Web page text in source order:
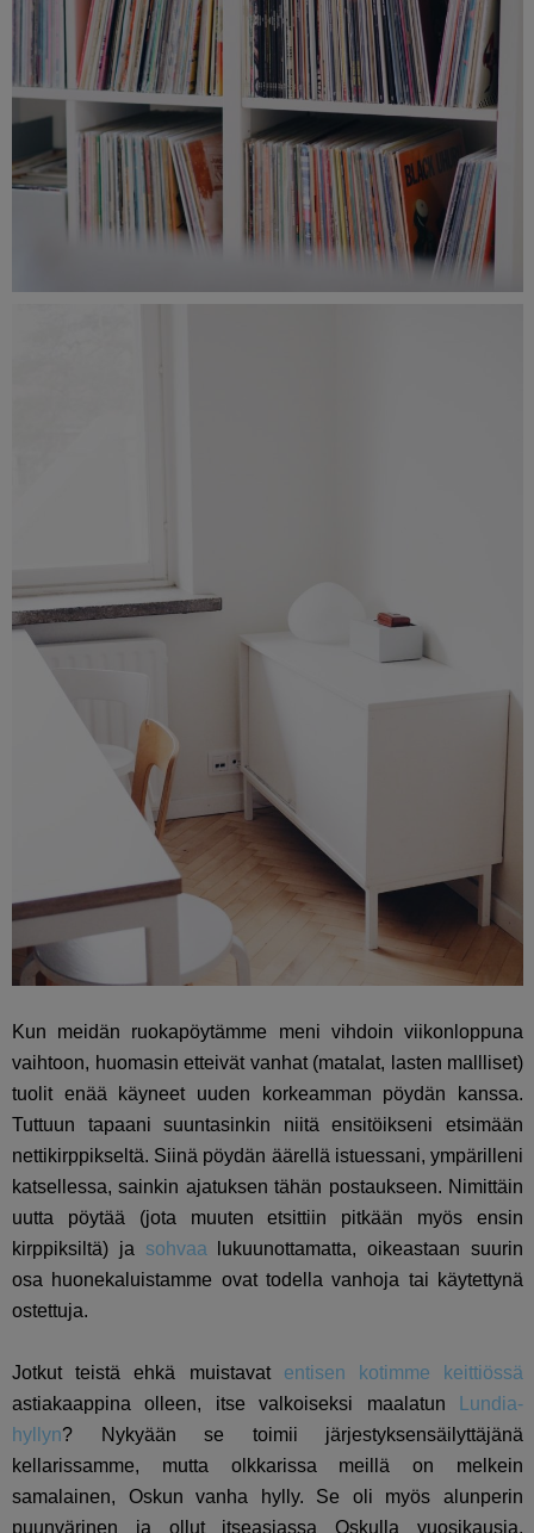
Kun meidän ruokapöytämme meni vihdoin viikonloppuna
vaihtoon, huomasin etteivät vanhat (matalat, lasten mallliset)
tuolit enää käyneet uuden korkeamman pöydän kanssa.
Tuttuun tapaani suuntasinkin niitä ensitöikseni etsimään
nettikirppikseltä. Siinä pöydän äärellä istuessani, ympärilleni
katsellessa, sainkin ajatuksen tähän postaukseen. Nimittäin
uutta pöytää (jota muuten etsittiin pitkään myös ensin
kirppiksiltä) ja sohvaalukuunottamatta, oikeastaan suurin
osa huonekaluistamme ovat todella vanhoja tai käytettynä
ostettuja.
Jotkut teistä ehkä muistavat entisen kotimme keittiössä
astiakaappina olleen, itse valkoiseksi maalatun
Lundia-
hyllyn? Nykyään se toimii järjestyksensäilyttäjänä
kellarissamme, mutta olkkarissa meillä on melkein
samalainen, Oskun vanha hylly. Se oli myös alunperin
puunvärinen ja ollut itseasiassa Oskulla vuosikausia,